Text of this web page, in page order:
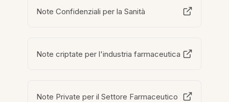
Note Confidenziali per la Sanità
Note criptate per l'industria farmaceutica
Note Private per il Settore Farmaceutico